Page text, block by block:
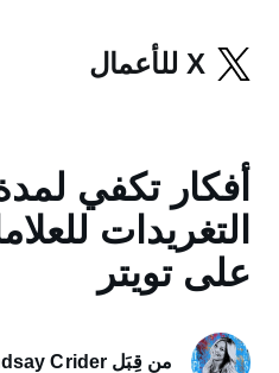
X للأعمال
أفكار تكفي
التغريدات
على تويتر
من قِبَل Lindsay Crider